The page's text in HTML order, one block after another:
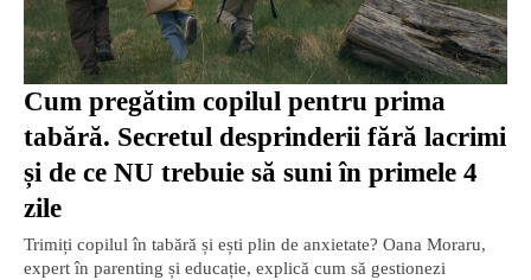
Cum pregătim copilul pentru prima
tabără. Secretul desprinderii fără lacrimi
și de ce NU trebuie să suni în primele 4
zile
Trimiți copilul în tabără și ești plin de anxietate? Oana Moraru,
expert în parenting și educație, explică cum să gestionezi